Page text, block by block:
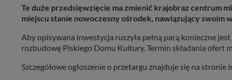
Te duże przedsięwzięcie ma zmienić krajobraz centrum
miejscu stanie nowoczesny ośrodek, nawiązujący swoim
Aby opisywana inwestycja ruszyła pełną parą konieczne
rozbudowę Piskiego Domu Kultury. Termin składania ofert
Szczegółowe ogłoszenie o przetargu znajduje się na stronie